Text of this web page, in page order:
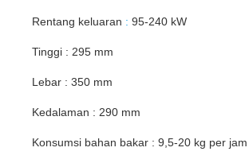
Rentang keluaran : 95-240 kW
Tinggi : 295 mm
Lebar : 350 mm
Kedalaman : 290 mm
Konsumsi bahan bakar : 9,5-20 kg per jam